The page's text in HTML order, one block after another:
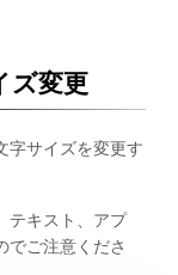
ズ変更
字サイズを変更す
テキスト、アプ
でご注意くださ